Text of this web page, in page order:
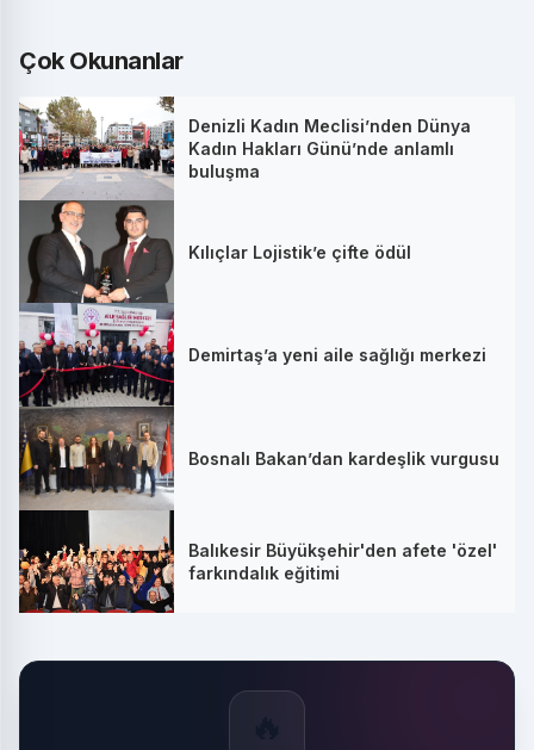
Çok Okunanlar
Denizli Kadın Meclisi’nden Dünya
Kadın Hakları Günü’nde anlamlı
buluşma
Kılıçlar Lojistik’e çifte ödül
Demirtaş’a yeni aile sağlığı merkezi
Bosnalı Bakan’dan kardeşlik vurgusu
Balıkesir Büyükşehir'den afete 'özel'
farkındalık eğitimi